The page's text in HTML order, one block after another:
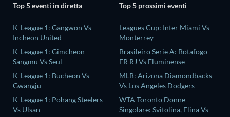
Top 5 eventi in diretta
K-League 1: Gangwon Vs
Incheon United
K-League 1: Gimcheon
Sangmu Vs Seul
K-League 1: Bucheon Vs
Gwangju
K-League 1: Pohang Steelers
Vs Ulsan
Top 5 prossimi eventi
Leagues Cup: Inter Miami Vs
Monterrey
Brasileiro Serie A: Botafogo
FR RJ Vs Fluminense
MLB: Arizona Diamondbacks
Vs Los Angeles Dodgers
WTA Toronto Donne
Singolare: Svitolina, Elina Vs